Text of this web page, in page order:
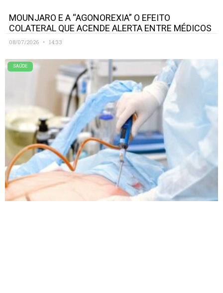
MOUNJARO E A “AGONOREXIA” O EFEITO
COLATERAL QUE ACENDE ALERTA ENTRE MÉDICOS
08/07/2026 14:33
SAÚDE